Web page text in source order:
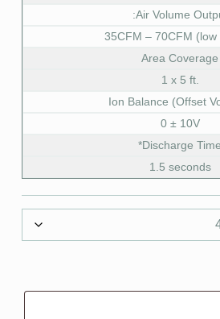
Air Volume
35CFM – 70CFM (low
Area Coverage
1 x 5 ft.
Ion Balance (Offset
0 ± 10V
Discharge Time*
1.5 seconds